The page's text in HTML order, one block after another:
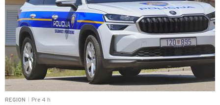
REGION Pre 4 h